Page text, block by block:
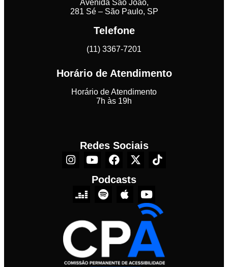
Avenida São João,
281 Sé – São Paulo, SP
Telefone
(11) 3367-7201
Horário de Atendimento
Horário de Atendimento
7h às 19h
Redes Sociais
Podcasts